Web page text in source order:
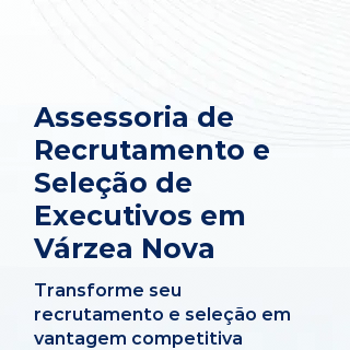
Assessoria de
Recrutamento e
Seleção de
Executivos em
Várzea Nova
Transforme seu
recrutamento e seleção em
vantagem competitiva